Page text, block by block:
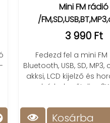
Mini FM rádió
/
3 990 Ft
Fedezd fel a mini FM
Bluetooth, USB, SD, MP3,
akksi, LCD kijelző és
zene bárhol, erőteljes 3W
Kosárba